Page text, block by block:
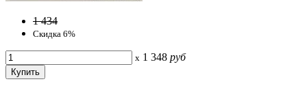
1 434
Скидка 6%
x 1 348 руб